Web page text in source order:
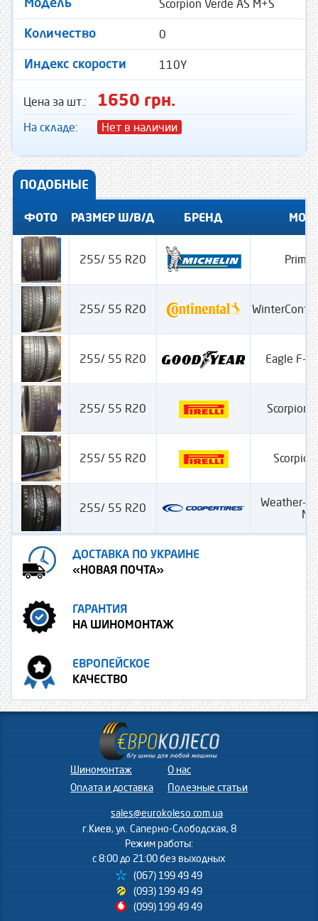
Модель Scorpion Verde AS M+S
Количество 0
Индекс скорости 110Y
Цена за шт.: 1650 грн.
На складе: Нет в наличии
ПОДОБНЫЕ
ФОТО РАЗМЕР Ш/В/Д БРЕНД
255/ 55 R20
255/ 55 R20
255/ 55 R20 Eagle F-1
255/ 55 R20 Scorpion
255/ 55 R20
255/ 55 R20
Weather-
ДОСТАВКА ПО УКРАИНЕ
«НОВАЯ ПОЧТА»
ГАРАНТИЯ
НА ШИНОМОНТАЖ
ЕВРОПЕЙСКОЕ
КАЧЕСТВО
Шиномонтаж
Оплата и доставка
О нас
Полезные статьи
sales@eurokoleso.com.ua
г.Киев, ул. Саперно-Слободская, 8
Режим работы:
с 8:00 до 21:00 без выходных
(067) 199 49 49
(093) 199 49 49
(099) 199 49 49